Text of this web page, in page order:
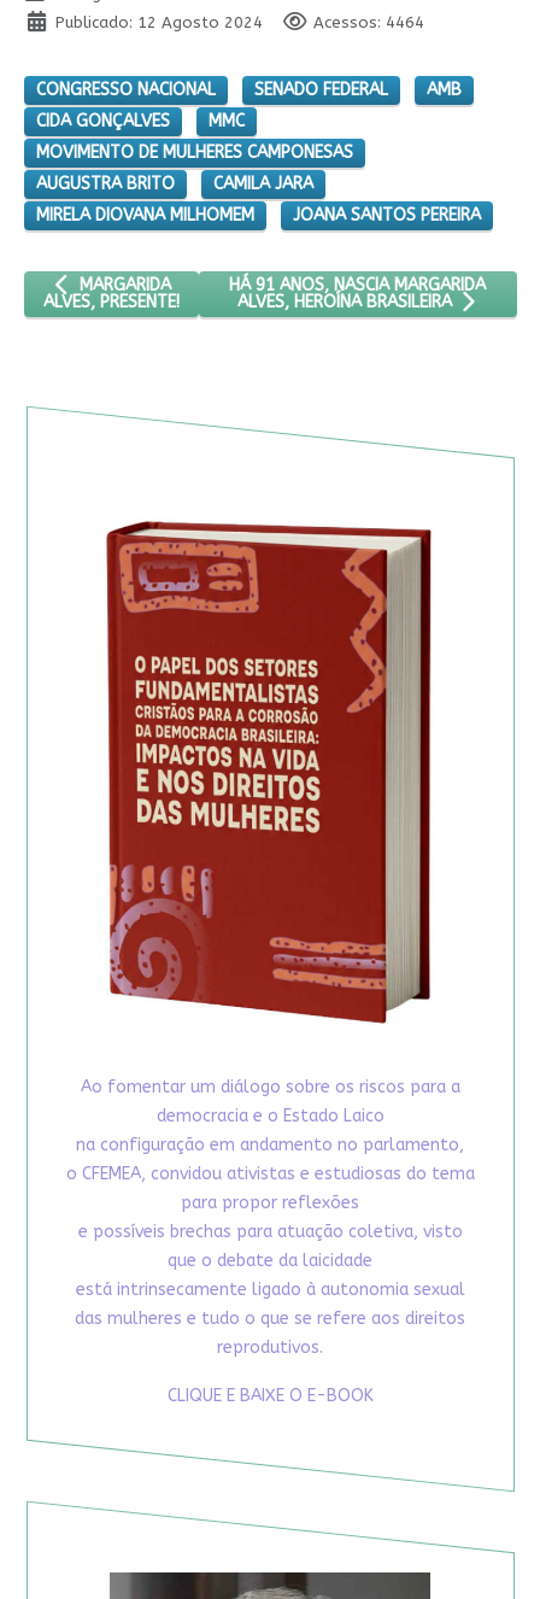
Publicado: 12 Agosto 2024
Acessos: 4464
CONGRESSO NACIONAL SENADO FEDERAL
AMB
CIDA GONÇALVES
MMC
MOVIMENTO DE MULHERES CAMPONESAS
AUGUSTRA BRITO
CAMILA JARA
MIRELA DIOVANA MILHOMEM
JOANA SANTOS PEREIRA
ARTIGO ANTERIOR: MARGARIDA ALVES, PRESENTE!
MARGARIDA
ALVES, PRESENTE!
PRÓXIMO ARTIGO: HÁ 91 ANOS, NASCIA
HÁ 91 ANOS, NASCIA MARGARIDA
ALVES, HEROÍNA BRASILEIRA
Ao fomentar um diálogo sobre os riscos para a
democracia e o Estado Laico
na configuração em andamento no parlamento,
o CFEMEA, convidou ativistas e estudiosas do tema
para propor reflexões
e possíveis brechas para atuação coletiva, visto
que o debate da laicidade
está intrinsecamente ligado à autonomia sexual
das mulheres e tudo o que se refere aos direitos
reprodutivos.
CLIQUE E BAIXE O E-BOOK